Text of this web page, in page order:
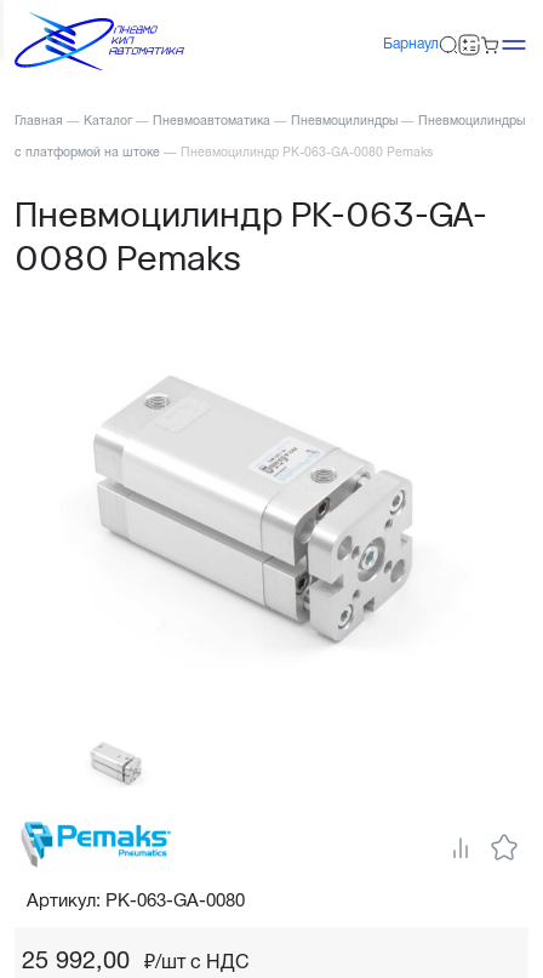
Барнаул
Главная — Каталог — Пневмоавтоматика — Пневмоцилиндры — Пневмоцилиндры
с платформой на штоке — Пневмоцилиндр PK-063-GA-0080 Pemaks
Пневмоцилиндр PK-063-GA-
0080 Pemaks
25 992,00 ₽/шт c НДС
Артикул: PK-063-GA-0080